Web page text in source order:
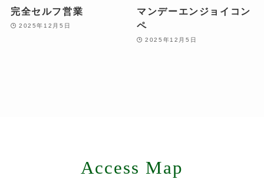
完全セルフ営業
2025年12月5日
マンデーエンジョイコン
ペ
2025年12月5日
Access Map